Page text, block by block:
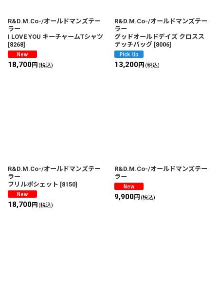
R&D.M.Co-/オールドマンズテー
ラー
I LOVE YOU キーチャームTシャツ
[8268]
18,700円 (税込)
R&D.M.Co-/オールドマンズテー
ラー
グッドオールドデイズ クロスス
テッチバッグ [8006]
13,200円 (税込)
R&D.M.Co-/オールドマンズテー
ラー
フリルポシェット [8150]
18,700円 (税込)
R&D.M.Co-/オールドマンズテー
ラー
9,900円 (税込)